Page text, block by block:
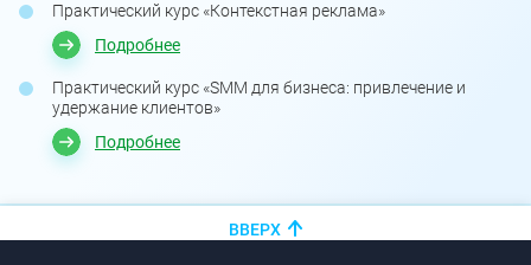
Практический курс «Контекстная реклама»
Подробнее
Практический курс «SMM для бизнеса: привлечение и
удержание клиентов»
Подробнее
ВВЕРХ